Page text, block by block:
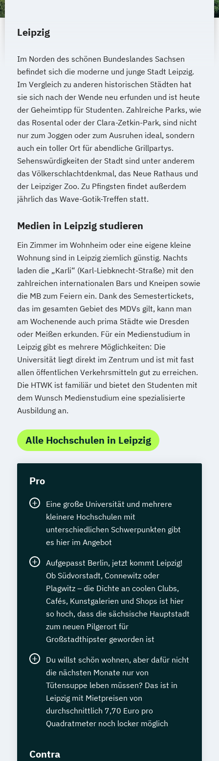
Leipzig
Im Norden des schönen Bundeslandes Sachsen
befindet sich die moderne und junge Stadt Leipzig.
Im Vergleich zu anderen historischen Städten hat
sie sich nach der Wende neu erfunden und ist heute
der Geheimtipp für Studenten. Zahlreiche Parks, wie
das Rosental oder der Clara-Zetkin-Park, sind nicht
nur zum Joggen oder zum Ausruhen ideal, sondern
auch ein toller Ort für abendliche Grillpartys.
Sehenswürdigkeiten der Stadt sind unter anderem
das Völkerschlachtdenkmal, das Neue Rathaus und
der Leipziger Zoo. Zu Pfingsten findet außerdem
jährlich das Wave-Gotik-Treffen statt.
Medien in Leipzig studieren
Ein Zimmer im Wohnheim oder eine eigene kleine
Wohnung sind in Leipzig ziemlich günstig. Nachts
laden die „Karli“ (Karl-Liebknecht-Straße) mit den
zahlreichen internationalen Bars und Kneipen sowie
die MB zum Feiern ein. Dank des Semestertickets,
das im gesamten Gebiet des MDVs gilt, kann man
am Wochenende auch prima Städte wie Dresden
oder Meißen erkunden. Für ein Medienstudium in
Leipzig gibt es mehrere Möglichkeiten: Die
Universität liegt direkt im Zentrum und ist mit fast
allen öffentlichen Verkehrsmitteln gut zu erreichen.
Die HTWK ist familiär und bietet den Studenten mit
dem Wunsch Medienstudium eine spezialisierte
Ausbildung an.
Alle Hochschulen in Leipzig
Pro
Eine große Universität und mehrere
kleinere Hochschulen mit
unterschiedlichen Schwerpunkten gibt
es hier im Angebot
Aufgepasst Berlin, jetzt kommt Leipzig!
Ob Südvorstadt, Connewitz oder
Plagwitz – die Dichte an coolen Clubs,
Cafés, Kunstgalerien und Shops ist hier
so hoch, dass die sächsische Hauptstadt
zum neuen Pilgerort für
Großstadthipster geworden ist
Du willst schön wohnen, aber dafür nicht
die nächsten Monate nur von
Tütensuppe leben müssen? Das ist in
Leipzig mit Mietpreisen von
durchschnittlich 7,70 Euro pro
Quadratmeter noch locker möglich
Contra